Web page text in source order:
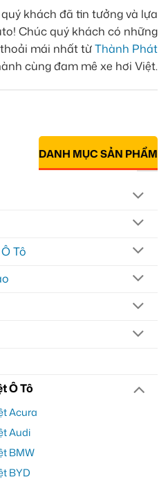
khách đã tin tưởng và lựa
Chúc quý khách có những
mái nhất từThành Phát
cùng đam mê xe hơi Việt.
DANH MỤC SẢN PHẨM
Tô
Ô Tô
Acura
Audi
BMW
BYD